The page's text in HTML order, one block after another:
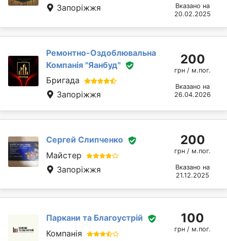
Запоріжжя
Вказано на
20.02.2025
Ремонтно-Оздоблювальна
Компанія "Яанбуд"
Бригада
Запоріжжя
200
грн / м.пог.
Вказано на
26.04.2026
Сергей Слипченко
Майстер
Запоріжжя
200
грн / м.пог.
Вказано на
21.12.2025
Паркани та Благоустрій
Компанія
100
грн / м.пог.